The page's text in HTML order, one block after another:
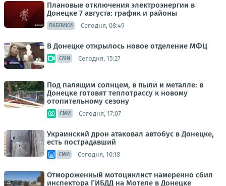
Плановые отключения электроэнергии в
Донецке 7 августа: график и районы
ПАБЛИКИ Сегодня, 08:49
В Донецке открылось новое отделение МФЦ
СМИ Сегодня, 15:27
Под палящим солнцем, в пыли и металле: в
Донецке готовят теплотрассу к новому
отопительному сезону
СМИ Сегодня, 17:07
Украинский дрон атаковал автобус в Донецке,
есть пострадавший
СМИ Сегодня, 10:18
Отмороженный мотоциклист намеренно сбил
инспектора ГИБДД на Мотеле в Донецке